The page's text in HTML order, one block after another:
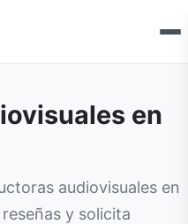
en
audiovisuales en
y solicita